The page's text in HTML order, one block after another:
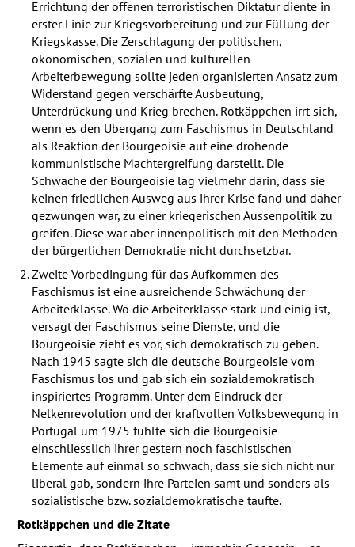
Errichtung der offenen terroristischen Diktatur diente in
erster Linie zur Kriegsvorbereitung und zur Füllung der
Kriegskasse. Die Zerschlagung der politischen,
ökonomischen, sozialen und kulturellen
Arbeiterbewegung sollte jeden organisierten Ansatz zum
Widerstand gegen verschärfte Ausbeutung,
Unterdrückung und Krieg brechen. Rotkäppchen irrt sich,
wenn es den Übergang zum Faschismus in Deutschland
als Reaktion der Bourgeoisie auf eine drohende
kommunistische Machtergreifung darstellt. Die
Schwäche der Bourgeoisie lag vielmehr darin, dass sie
keinen friedlichen Ausweg aus ihrer Krise fand und daher
gezwungen war, zu einer kriegerischen Aussenpolitik zu
greifen. Diese war aber innenpolitisch mit den Methoden
der bürgerlichen Demokratie nicht durchsetzbar.
Zweite Vorbedingung für das Aufkommen des
Faschismus ist eine ausreichende Schwächung der
Arbeiterklasse. Wo die Arbeiterklasse stark und einig ist,
versagt der Faschismus seine Dienste, und die
Bourgeoisie zieht es vor, sich demokratisch zu geben.
Nach 1945 sagte sich die deutsche Bourgeoisie vom
Faschismus los und gab sich ein sozialdemokratisch
inspiriertes Programm. Unter dem Eindruck der
Nelkenrevolution und der kraftvollen Volksbewegung in
Portugal um 1975 fühlte sich die Bourgeoisie
einschliesslich ihrer gestern noch faschistischen
Elemente auf einmal so schwach, dass sie sich nicht nur
liberal gab, sondern ihre Parteien samt und sonders als
sozialistische bzw. sozialdemokratische taufte.
Rotkäppchen und die Zitate